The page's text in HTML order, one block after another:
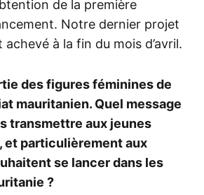
de la première
Notre dernier projet
achevé à la fin du mois d’avril.
des figures féminines de
mauritanien. Quel message
transmettre aux jeunes
et particulièrement aux
se lancer dans les
?